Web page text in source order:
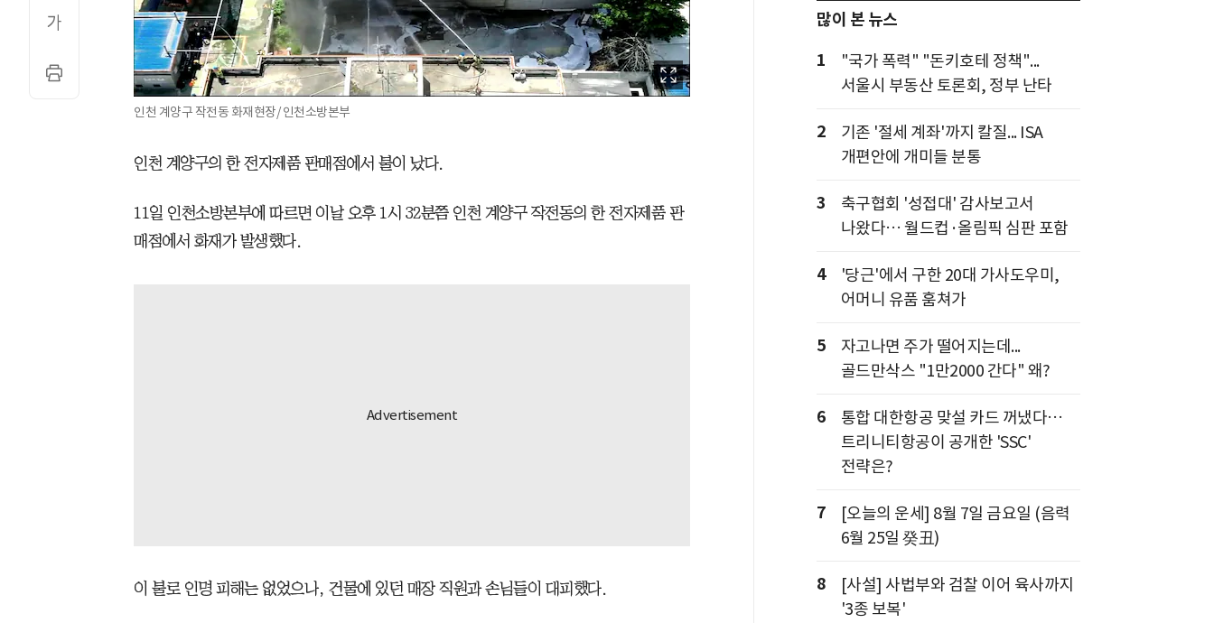
인천 계양구 작전동 화재현장/ 인천소방본부
인천 계양구의 한 전자제품 판매점에서 불이 났다.
11일 인천소방본부에 따르면 이날 오후 1시 32분쯤 인천 계양구 작전동의 한 전자제품 판
매점에서 화재가 발생했다.
이 불로 인명 피해는 없었으나, 건물에 있던 매장 직원과 손님들이 대피했다.
많이 본 뉴스
1
"국가 폭력" "돈키호테 정책"...
서울시 부동산 토론회, 정부 난타
2
기존 '절세 계좌'까지 칼질... ISA
개편안에 개미들 분통
3
축구협회 '성접대' 감사보고서
나왔다… 월드컵·올림픽 심판 포함
4
'당근'에서 구한 20대 가사도우미,
어머니 유품 훔쳐가
5
자고나면 주가 떨어지는데...
골드만삭스 "1만2000 간다" 왜?
6
통합 대한항공 맞설 카드 꺼냈다…
트리니티항공이 공개한 'SSC'
전략은?
7
[오늘의 운세] 8월 7일 금요일 (음력
6월 25일 癸丑)
8
[사설] 사법부와 검찰 이어 육사까지
'3종 보복'